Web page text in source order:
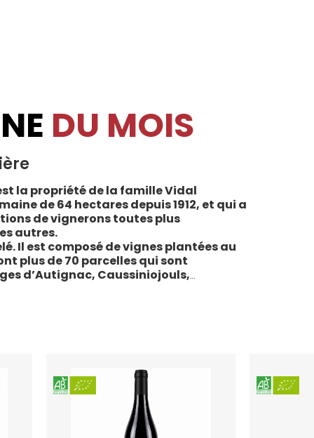
DU MOIS
la propriété de la famille Vidal
de 64 hectares depuis 1912, et qui a
de vignerons toutes plus
autres.
Il est composé de vignes plantées au
plus de 70 parcelles qui sont
d’Autignac, Caussiniojouls,
de l’aire de l’Appellation. La grande
la Liquière est agriculture biologique
le premier millésime certifié du domaine.
: pratiques respectueuses de
vendanges manuelles, vinifications
de la Liquière est adaptée à chaque
moment de la vie, elle reflète
du terroir.